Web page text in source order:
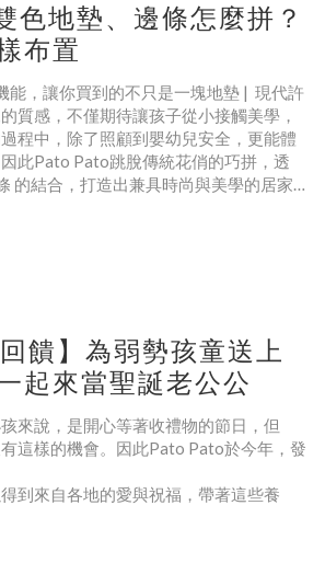
色地墊、邊條怎麼拼？
布置
能，讓你買到的不只是一塊地墊 | 現代許
質感，不僅期待讓孩子從小接觸美學，
程中，除了照顧到嬰幼兒安全，更能體
此Pato Pato跳脫傳統花俏的巧拼，透
的結合，打造出兼具時尚與美學的居家
色，正反兩面顏色不同，可翻面使用，
的媽咪，更可以讓地墊能隨心所欲拼
饋】為弱勢孩童送上
起來當聖誕老公公
孩來說，是開心等著收禮物的節日，但
這樣的機會。因此Pato Pato於今年，發
到來自各地的愛與祝福，帶著這些養